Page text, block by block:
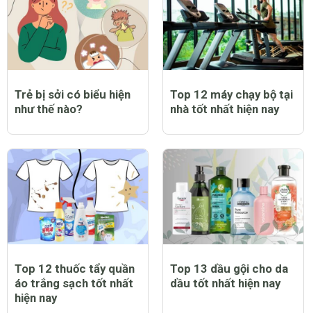
Trẻ bị sởi có biểu hiện
như thế nào?
Top 12 máy chạy bộ tại
nhà tốt nhất hiện nay
Top 12 thuốc tẩy quần
áo trắng sạch tốt nhất
hiện nay
Top 13 dầu gội cho da
dầu tốt nhất hiện nay